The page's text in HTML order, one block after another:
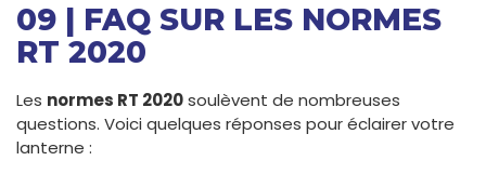
09 | FAQ SUR LES NORMES
RT 2020
Les normes RT 2020soulèvent de nombreuses
questions. Voici quelques réponses pour éclairer votre
lanterne :